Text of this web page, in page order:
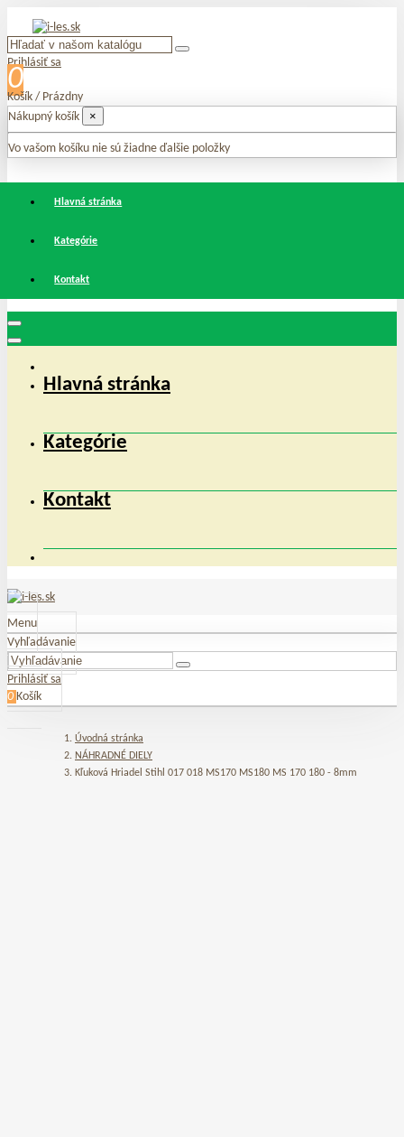
Prihlásiť sa
0
Košík / Prázdny
Nákupný košík
×
Vo vašom košíku nie sú žiadne ďalšie položky
Hlavná stránka
Kategórie
Kontakt
Hlavná stránka
Kategórie
Kontakt
Menu
Vyhľadávanie
Prihlásiť sa
0 Košík
Úvodná stránka
NÁHRADNÉ DIELY
Kľuková Hriadel Stihl 017 018 MS170 MS180 MS 170 180 - 8mm